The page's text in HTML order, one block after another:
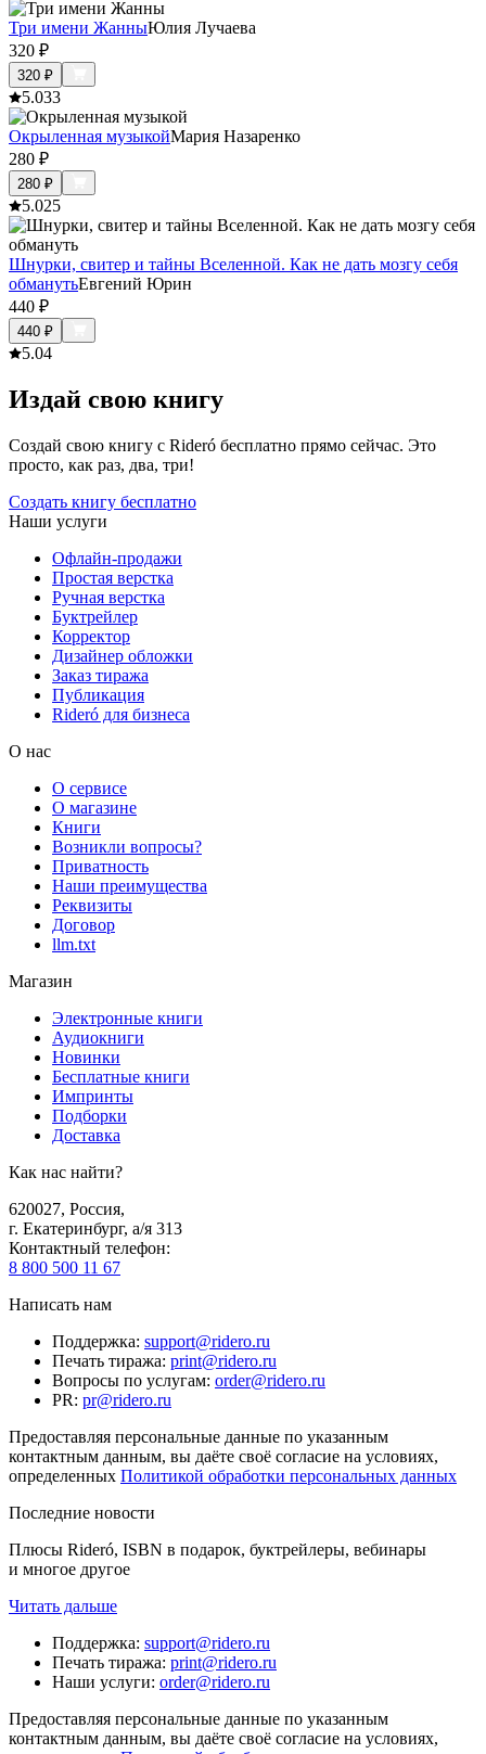
Три имени ЖанныЮлия Лучаева
320 ₽
320 ₽
5.033
Окрыленная музыкойМария Назаренко
280 ₽
280 ₽
5.025
Шнурки, свитер и тайны Вселенной. Как не дать мозгу себя
обманутьЕвгений Юрин
440 ₽
440 ₽
5.04
Издай свою книгу
Создай свою книгу с Rideró бесплатно прямо сейчас. Это
просто, как раз, два, три!
Создать книгу бесплатно
Наши услуги
Офлайн-продажи
Простая верстка
Ручная верстка
Буктрейлер
Корректор
Дизайнер обложки
Заказ тиража
Публикация
Rideró для бизнеса
О нас
О сервисе
О магазине
Книги
Возникли вопросы?
Приватность
Наши преимущества
Реквизиты
Договор
llm.txt
Магазин
Электронные книги
Аудиокниги
Новинки
Бесплатные книги
Импринты
Подборки
Доставка
Как нас найти?
620027, Россия,
г. Екатеринбург, а/я 313
Контактный телефон:
8 800 500 11 67
Написать нам
Поддержка: support@ridero.ru
Печать тиража: print@ridero.ru
Вопросы по услугам: order@ridero.ru
PR: pr@ridero.ru
Предоставляя персональные данные по указанным
контактным данным, вы даёте своё согласие на условиях,
определенных Политикой обработки персональных данных
Последние новости
Плюсы Rideró, ISBN в подарок, буктрейлеры, вебинары
и многое другое
Читать дальше
Поддержка: support@ridero.ru
Печать тиража: print@ridero.ru
Наши услуги: order@ridero.ru
Предоставляя персональные данные по указанным
контактным данным, вы даёте своё согласие на условиях,